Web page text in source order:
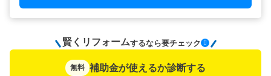
賢くリフォームするなら要チェック
無料 補助金が使えるか診断する